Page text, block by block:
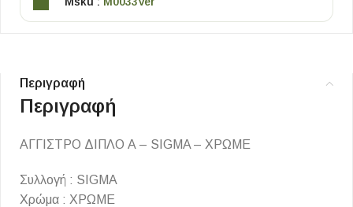
Περιγραφή
Περιγραφή
ΑΓΓΙΣΤΡΟ ΔΙΠΛΟ Α – SIGMA – ΧΡΩΜΕ
Συλλογή : SIGMA
Χρώμα : ΧΡΩΜΕ